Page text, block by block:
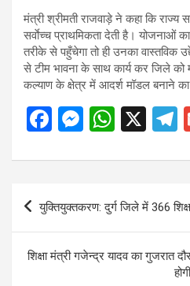
मंत्री श्रीमती राजवाड़े ने कहा कि राज्य
सर्वाेच्च प्राथमिकता देती है। योजनाओं
तरीके से पहुँचेगा तो ही उनका वास्तविक
से टीम भावना के साथ कार्य कर जिले को
कल्याण के क्षेत्र में आदर्श मॉडल बनाने का
F
ce
b
o
o
k
M
se
g
er
W
at
s
A
p
p
X
e
gr
a
Post
navigation
युक्तियुक्तकरण: दुर्ग जिले में 366
शिक्षा मंत्री गजेन्द्र यादव का